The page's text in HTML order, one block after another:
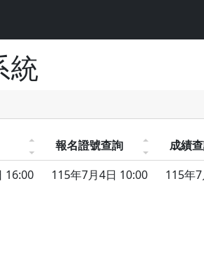
統
報名證號查詢 成績
16:00 115年7月4日 10:00 115年